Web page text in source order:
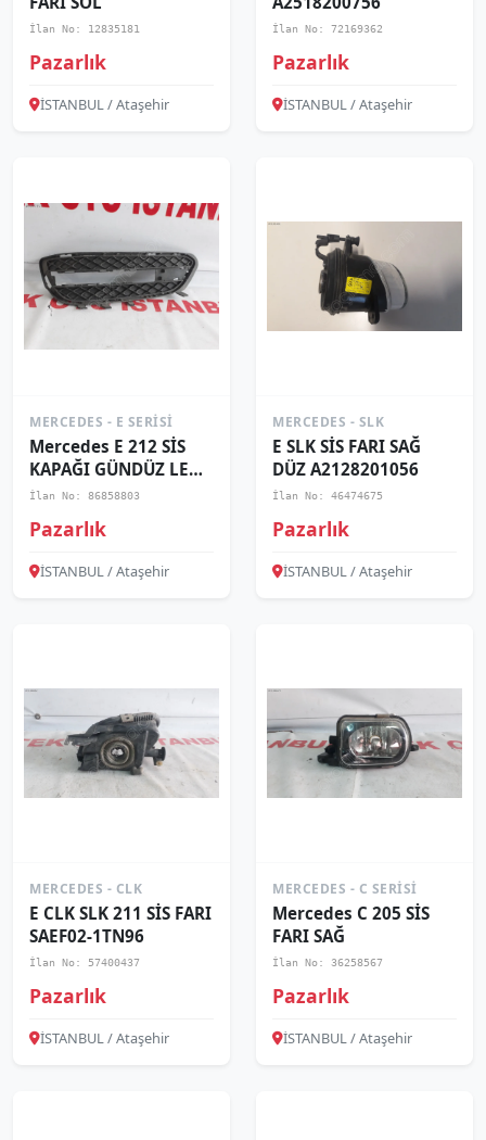
İlan No: 12835181
Pazarlık
İSTANBUL / Ataşehir
İlan No: 72169362
Pazarlık
İSTANBUL / Ataşehir
MERCEDES - E SERISI
Mercedes E 212 SİS
KAPAĞI GÜNDÜZ LEDİ
IZGARASI SOL
İlan No: 86858803
Pazarlık
İSTANBUL / Ataşehir
MERCEDES - SLK
E SLK SİS FARI SAĞ
DÜZ A2128201056
İlan No: 46474675
Pazarlık
İSTANBUL / Ataşehir
MERCEDES - CLK
E CLK SLK 211 SİS FARI
SAEF02-1TN96
İlan No: 57400437
Pazarlık
İSTANBUL / Ataşehir
MERCEDES - C SERISI
Mercedes C 205 SİS
FARI SAĞ
İlan No: 36258567
Pazarlık
İSTANBUL / Ataşehir